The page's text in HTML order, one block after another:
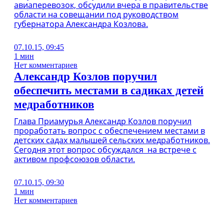
авиаперевозок, обсудили вчера в правительстве
области на совещании под руководством
губернатора Александра Козлова.
07.10.15, 09:45
1 мин
Нет комментариев
Александр Козлов поручил
обеспечить местами в садиках детей
медработников
Глава Приамурья Александр Козлов поручил
проработать вопрос с обеспечением местами в
детских садах малышей сельских медработников.
Сегодня этот вопрос обсуждался на встрече с
активом профсоюзов области.
07.10.15, 09:30
1 мин
Нет комментариев